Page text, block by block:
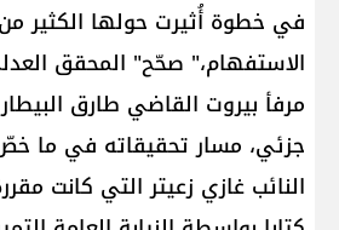
في خطوة أُثيرت حولها الكثير
الاستفهام،" صحّح" المحقق
مرفأ بيروت القاضي طارق
جزئي، مسار تحقيقاته في ما
النائب غازي زعيتر التي كانت